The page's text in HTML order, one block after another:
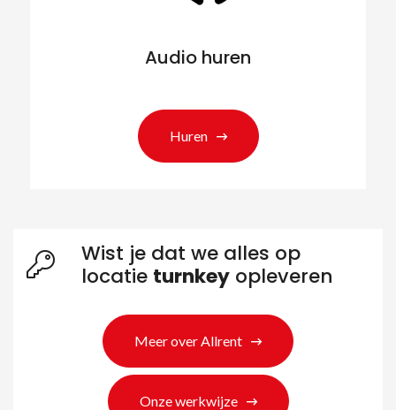
Audio huren
Huren
Wist je dat we alles op
locatie turnkey opleveren
Meer over Allrent
Onze werkwijze